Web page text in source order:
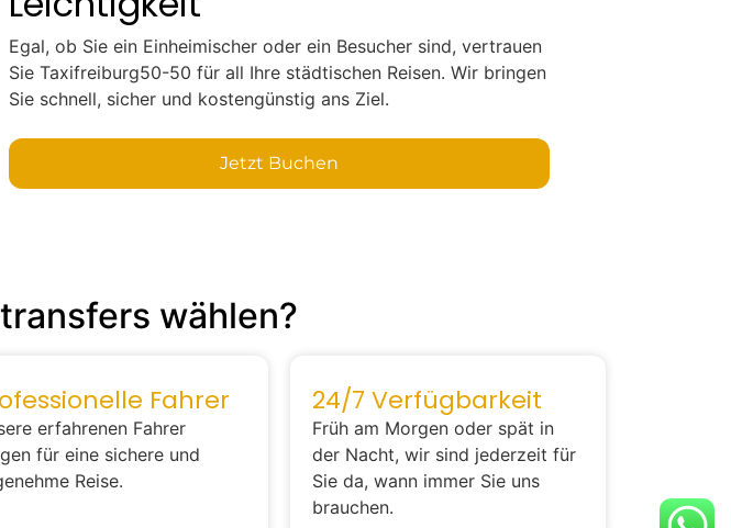
Egal, ob Sie ein Einheimischer oder ein Besucher sind, vertrauen
Sie Taxifreiburg50-50 für all Ihre städtischen Reisen. Wir bringen
Sie schnell, sicher und kostengünstig ans Ziel.
Jetzt Buchen
wählen?
Fahrer
erfahrenen Fahrer
für eine sichere und
Reise.
24/7 Verfügbarkeit
Früh am Morgen oder spät in
der Nacht, wir sind jederzeit für
Sie da, wann immer Sie uns
brauchen.